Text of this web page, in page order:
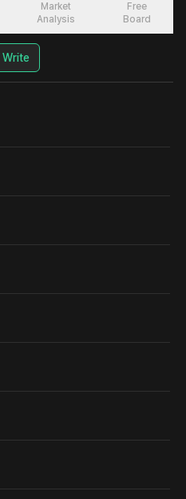
Market
Analysis
Free
Board
Write